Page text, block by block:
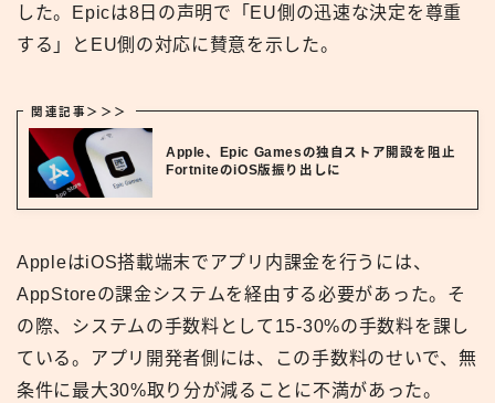
した。Epicは8日の声明で「EU側の迅速な決定を尊重
する」とEU側の対応に賛意を示した。
関連記事＞＞＞
Apple、Epic Gamesの独自ストア開設を阻止
FortniteのiOS版振り出しに
AppleはiOS搭載端末でアプリ内課金を行うには、
AppStoreの課金システムを経由する必要があった。そ
の際、システムの手数料として15-30%の手数料を課し
ている。アプリ開発者側には、この手数料のせいで、無
条件に最大30%取り分が減ることに不満があった。